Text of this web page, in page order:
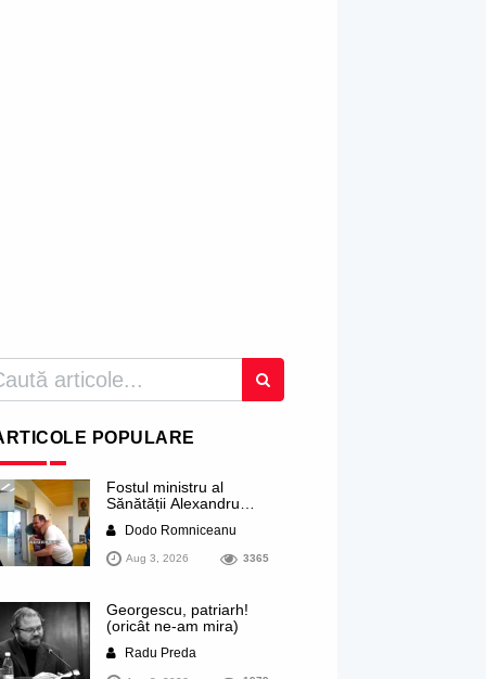
POPULARE
Fostul ministru al
Sănătății Alexandru
funcția lui Dominic Fritz
de primar al orașului
Timișoara. Pesedistul
de Coreea de Nord cu
femei din Timișoara
care îl strâng în brațe
plângând
Dodo Romniceanu
Aug 3, 2026 3365
Georgescu, patriarh!
(oricât ne-am mira)
Radu Preda